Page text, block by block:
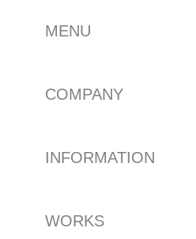
MENU
COMPANY
INFORMATION
WORKS